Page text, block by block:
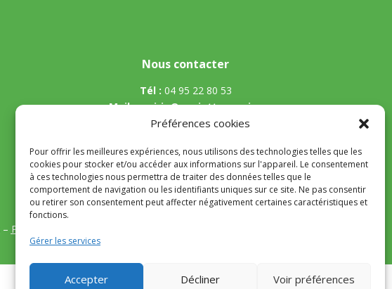
Préférences cookies
Pour offrir les meilleures expériences, nous utilisons des technologies telles que les
cookies pour stocker et/ou accéder aux informations sur l'appareil. Le consentement
à ces technologies nous permettra de traiter des données telles que le
comportement de navigation ou les identifiants uniques sur ce site. Ne pas consentir
ou retirer son consentement peut affecter négativement certaines caractéristiques et
fonctions.
Gérer les services
Accepter Décliner Voir préférences
Nous contacter
Tél : 04 95 22 80 53
Mail:mairie@appietto.corsica
164 strada Lt Toussaint Gozzi 20167
– Politique de confidentialité